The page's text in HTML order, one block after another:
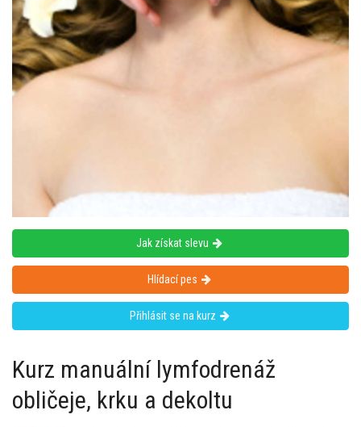
Jak získat slevu
Hlídací pes
Přihlásit se na kurz
Kurz manuální lymfodrenáž
obličeje, krku a dekoltu